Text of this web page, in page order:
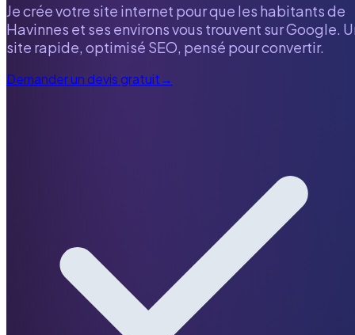
Je crée votre site internet pour que les habitants de
Havinnes et ses environs vous trouvent sur Google.
site rapide, optimisé SEO, pensé pour convertir.
Demander un devis gratuit→